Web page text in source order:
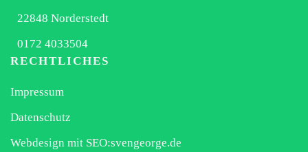
22848 Norderstedt
0172 4033504
RECHTLICHES
Impressum
Datenschutz
Webdesign mit SEO:svengeorge.de